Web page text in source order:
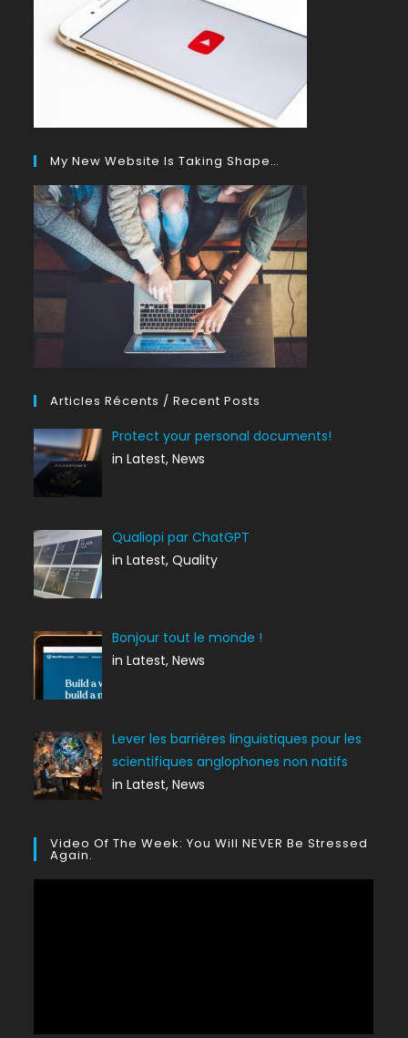
My New Website Is Taking Shape…
Articles Récents / Recent Posts
Protect your personal documents!
in Latest, News
Qualiopi par ChatGPT
in Latest, Quality
Bonjour tout le monde !
in Latest, News
Lever les barrières linguistiques pour les
scientifiques anglophones non natifs
in Latest, News
Video Of The Week: You Will NEVER Be Stressed
Again.